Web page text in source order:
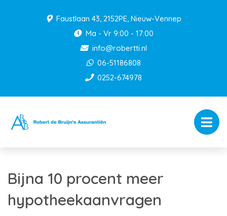
Faustlaan 43, 2152PE, Nieuw-Vennep
Ma - Vr 9:00 - 17:00
info@robertti.nl
06-51186808
0252-674978
Bijna 10 procent meer
hypotheekaanvragen